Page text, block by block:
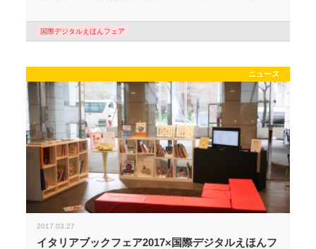
国際デジタルえほんフェア
ニュース
2017.03.27
イタリアブックフェア2017×国際デジタルえほんフ